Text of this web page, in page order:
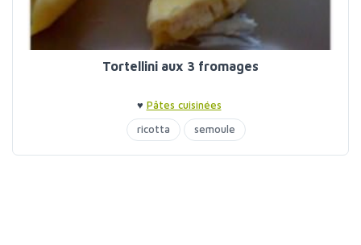
Tortellini aux 3 fromages
♥ Pâtes cuisinées
ricotta
semoule